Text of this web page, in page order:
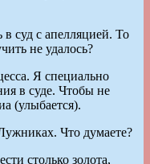
суд с апелляцией. То
не удалось?
Я специально
в суде. Чтобы не
(улыбается).
Что думаете?
столько золота,